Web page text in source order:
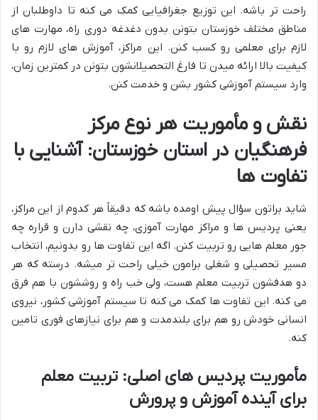
راحت تر باشه. این توزیع جغرافیایی کمک می کنه تا داوطلبان از
مناطق مختلف خوزستان بتونن بدون دغدغه دوری راه، مهارت های
لازم برای معلمی رو کسب کنن. این مراکز، آموزش های لازم رو با
کیفیت بالا ارائه میدن تا فارغ التحصیلانشون بتونن در کمترین زمان،
وارد سیستم آموزشی کشور بشن و خدمت کنن.
نقش و مأموریت هر نوع مرکز
فرهنگیان در استان خوزستان: آشنایی با
تفاوت ها
شاید براتون سؤال پیش اومده باشه که دقیقاً هر کدوم از این مراکز،
یعنی پردیس ها و مراکز مهارت آموزی، چه نقشی دارن و قراره چه
جور معلم هایی رو تربیت کنن. اگه این تفاوت ها رو بدونیم، انتخاب
مسیر تحصیلی و شغلی برامون خیلی راحت تر میشه. درسته که هر
دو هدفشون تربیت معلم هست، ولی خب راه و روششون با هم فرق
می کنه. این تفاوت ها کمک می کنه تا سیستم آموزشی کشور، نیروی
انسانی خودش رو هم برای بلندمدت و هم برای نیازهای فوری تامین
کنه.
مأموریت پردیس های اصلی: تربیت معلم
برای آینده آموزش و پرورش